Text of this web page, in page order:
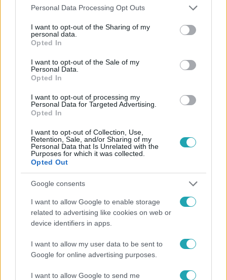
Please note that this website/app uses one or more Google
not limited to your visit or usage behaviour. You may click to
grant or deny consent to Google and its third-party tags to
use your data for below specified purposes in below Google
consent section.
Personal Data Processing Opt Outs
I want to opt-out of the Sharing of my
personal data.
Opted In
I want to opt-out of the Sale of my
Personal Data.
Opted In
I want to opt-out of processing my
Personal Data for Targeted Advertising.
Opted In
I want to opt-out of Collection, Use,
Retention, Sale, and/or Sharing of my
Personal Data that Is Unrelated with the
Purposes for which it was collected.
Opted Out
Google consents
I want to allow Google to enable storage
related to advertising like cookies on web or
device identifiers in apps.
I want to allow my user data to be sent to
Google for online advertising purposes.
I want to allow Google to send me
Facebookon is!
Követem
HÍRADÓ #VIDEÓ #ADÁSRÉSZLETEK
TÚSZEJTÉS
# KIRÁLY UTCA #TOP HÍREK
Népszerű